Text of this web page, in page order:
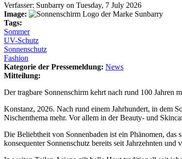
Verfasser: Sunbarry on Tuesday, 7 July 2026
Image:
Tags:
Sommer
UV-Schutz
Sonnenschutz
Fashion
Kategorie der Pressemeldung: News
Mitteilung:
Der tragbare Sonnenschirm kehrt nach rund 100 Jahren
Konstanz, 2026. Nach rund einem Jahrhundert, in dem
Nischenthema mehr. Vor allem in der Beauty- und
Die Beliebtheit von Sonnenbaden ist ein Phänomen,
konsequenter Sonnenschutz bereits seit Jahrzehnten